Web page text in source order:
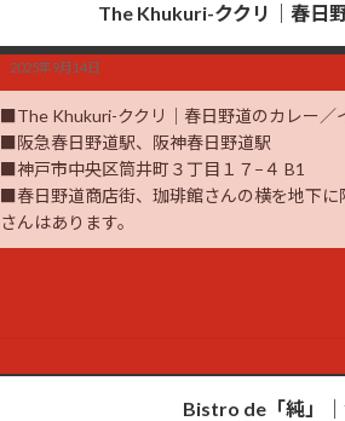
The Khukuri-ククリ｜春日
2025年9月14日
■The Khukuri-ククリ｜春日野道のカレー／
■阪急春日野道駅、阪神春日野道駅
■神戸市中央区筒井町３丁目１７−４ B1
■春日野道商店街、珈琲館さんの横を地下に
さんはあります。
Bistro de「純」